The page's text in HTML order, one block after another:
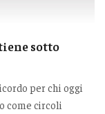
sotto
per chi oggi
come circoli